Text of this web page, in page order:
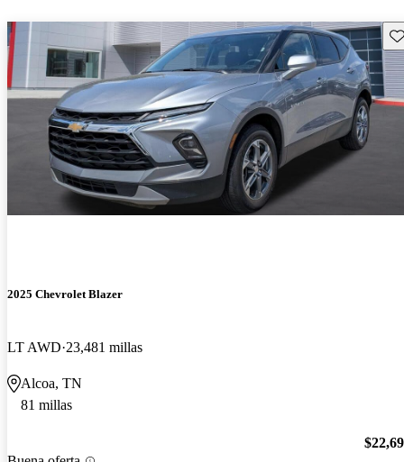
2025 Chevrolet Blazer
LT AWD 23,481 millas
Alcoa, TN
81 millas